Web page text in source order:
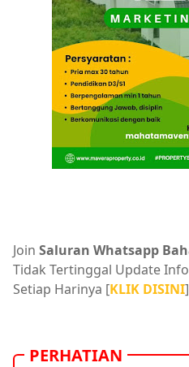
Join Saluran Whatsapp
Tidak Tertinggal Update
Setiap Harinya [KLIK DISINI
PERHATIAN